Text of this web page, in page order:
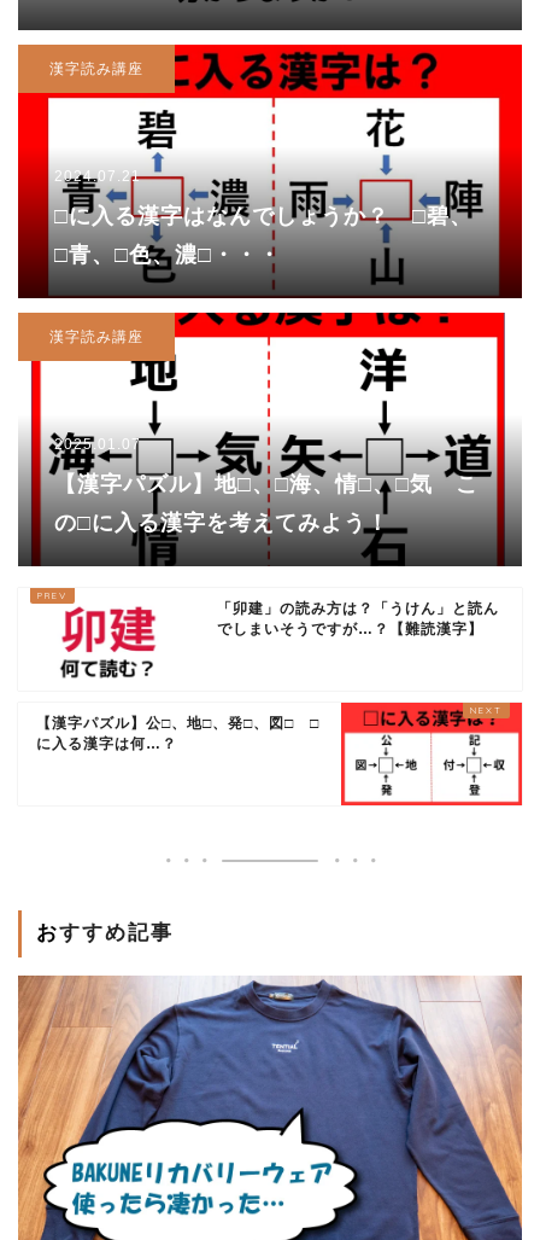
漢字読み講座
2024.07.21
□に入る漢字はなんでしょうか？ □碧、
□青、□色、濃□・・・
漢字読み講座
2025.01.07
【漢字パズル】地□、□海、情□、□気 こ
の□に入る漢字を考えてみよう！
「卯建」の読み方は？「うけん」と読ん
でしまいそうですが…？【難読漢字】
【漢字パズル】公□、地□、発□、図□ □
に入る漢字は何…？
おすすめ記事